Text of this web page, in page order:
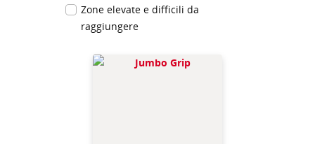
Zone elevate e difficili da
raggiungere